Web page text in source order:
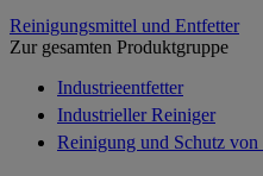
Reinigungsmittel und Entfetter
Zur gesamten Produktgruppe
Industrieentfetter
Industrieller Reiniger
Reinigung und Schutz